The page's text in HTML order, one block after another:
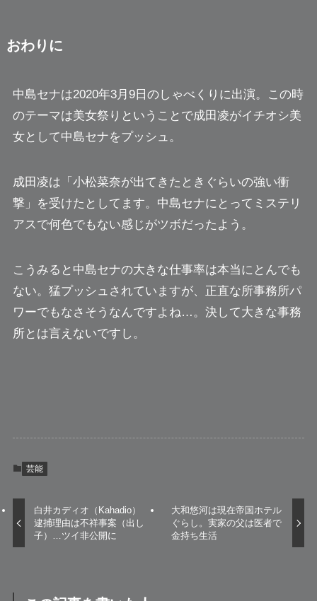
おわりに
中島セナは2020年3月9日のしゃべくりに出演。この時
のテーマは美女祭りということで成田凌がイチオシ美
女として中島セナをプッシュ。
成田凌は 「小松菜奈が出てきたときぐらいの強い衝
撃」
を受けたとしてます。中島セナにとってミステリ
アスで何色でもない感じがツボだったよう。
こうみると中島セナの大きな仕事率は本当にとんでも
ない。猛プッシュされていますが、正直な所事務所パ
ワーでもなさそうなんですよね…。決して大きな事務
所とは言えないですし。
芸能
白井カディオ（Kahadio）
逮捕理由は不祥事案（出し
子）…ツイ非公開に
大和悠河は現在帝国ホテル
ぐらし。実家の父は医者で
金持ち生活